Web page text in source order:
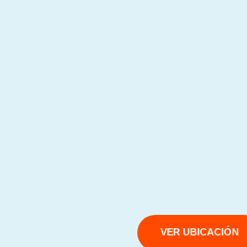
VER UBICACIÓN